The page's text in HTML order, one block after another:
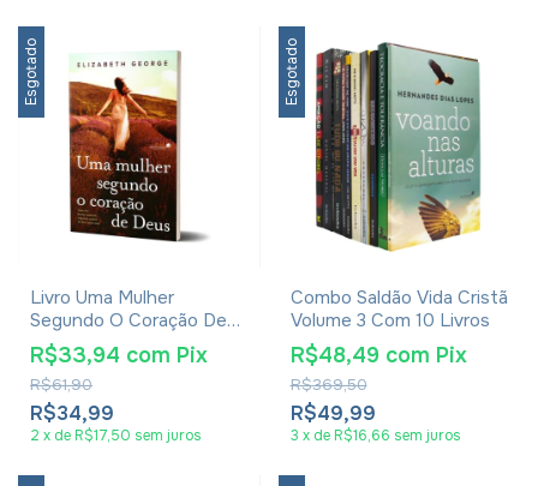
Esgotado
Livro Uma Mulher
Segundo O Coração De
Deus - Elizabeth George
R$34,99
R$61,90
R$33,94 com Pix
2 x de R$17,50 sem juros
Esgotado
Combo Saldão Vida Cristã
Volume 3 Com 10 Livros
R$49,99
R$369,50
R$48,49 com Pix
3 x de R$16,66 sem juros